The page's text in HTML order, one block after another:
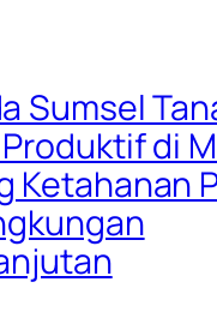
Sumsel
di
Ketahanan